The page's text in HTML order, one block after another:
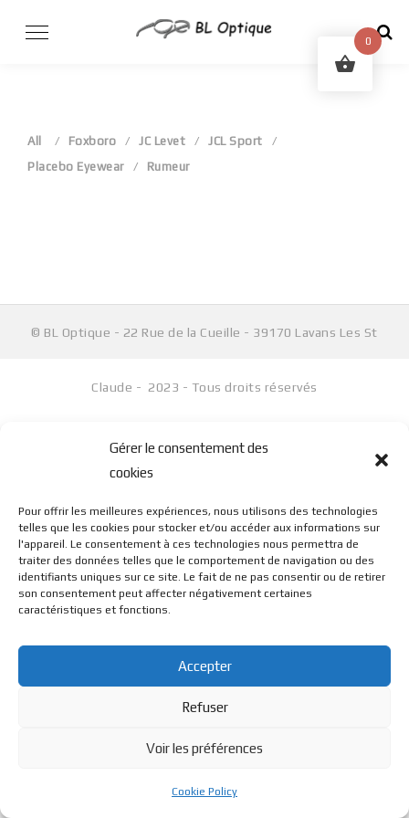
Gérer le consentement des
cookies
Pour offrir les meilleures expériences, nous utilisons des technologies
telles que les cookies pour stocker et/ou accéder aux informations sur
l'appareil. Le consentement à ces technologies nous permettra de
traiter des données telles que le comportement de navigation ou des
identifiants uniques sur ce site. Le fait de ne pas consentir ou de retirer
son consentement peut affecter négativement certaines
caractéristiques et fonctions.
Accepter
Refuser
Voir les préférences
Cookie Policy
All Foxboro JC Levet
JCL Sport
Placebo Eyewear
Rumeur
© BL Optique - 22 Rue de la Cueille - 39170 Lavans Les St
Claude - 2023 - Tous droits réservés
0